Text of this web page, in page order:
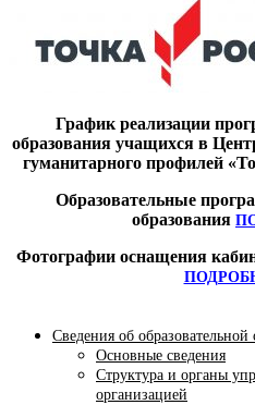
График реализации
образования учащихся в
гуманитарного профилей
Образовательные
образования
Фотографии оснащения
Сведения об образовательной
Основные сведения
Структура и органы
организацией